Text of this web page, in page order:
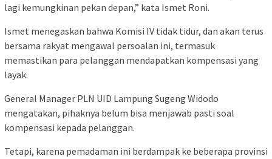
lagi kemungkinan pekan depan,” kata Ismet Roni.
Ismet menegaskan bahwa Komisi IV tidak tidur, dan akan terus
bersama rakyat mengawal persoalan ini, termasuk
memastikan para pelanggan mendapatkan kompensasi yang
layak.
General Manager PLN UID Lampung Sugeng Widodo
mengatakan, pihaknya belum bisa menjawab pasti soal
kompensasi kepada pelanggan.
Tetapi, karena pemadaman ini berdampak ke beberapa provinsi